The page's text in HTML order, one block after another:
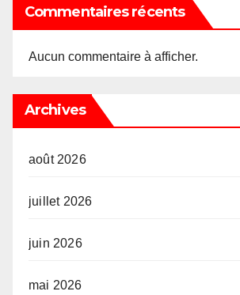
Commentaires récents
Aucun commentaire à afficher.
Archives
août 2026
juillet 2026
juin 2026
mai 2026